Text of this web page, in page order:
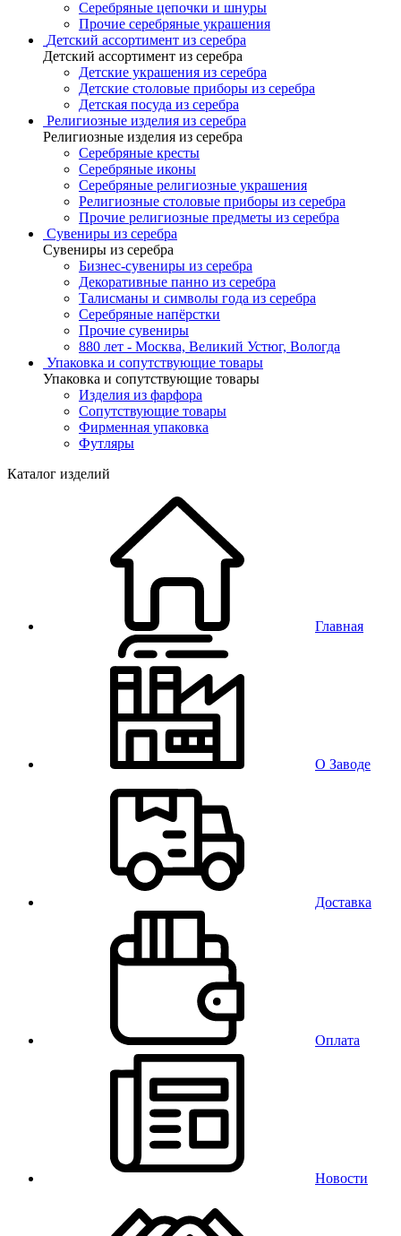
Серебряные цепочки и шнуры
Прочие серебряные украшения
Детский ассортимент из серебра
Детский ассортимент из серебра
Детские украшения из серебра
Детские столовые приборы из серебра
Детская посуда из серебра
Религиозные изделия из серебра
Религиозные изделия из серебра
Серебряные кресты
Серебряные иконы
Серебряные религиозные украшения
Религиозные столовые приборы из серебра
Прочие религиозные предметы из серебра
Сувениры из серебра
Сувениры из серебра
Бизнес-сувениры из серебра
Декоративные панно из серебра
Талисманы и символы года из серебра
Серебряные напёрстки
Прочие сувениры
880 лет - Москва, Великий Устюг, Вологда
Упаковка и сопутствующие товары
Упаковка и сопутствующие товары
Изделия из фарфора
Сопутствующие товары
Фирменная упаковка
Футляры
Каталог изделий
Главная
О Заводе
Доставка
Оплата
Новости